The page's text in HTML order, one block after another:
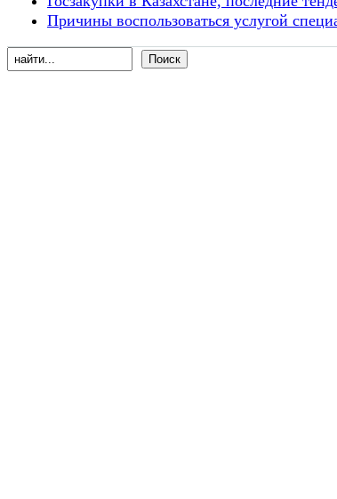
Причины воспользоваться услугой